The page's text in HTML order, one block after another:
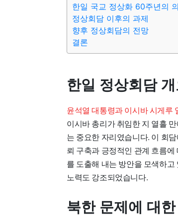
한일 국교 정상화 60주년의
정상회담 이후의 과제
향후 정상회담의 전망
결론
한일 정상회담
윤석열 대통령과 이시바 시게루
이시바 총리가 취임한 지 열흘
는 중요한 자리였습니다. 이 회
뢰 구축과 긍정적인 관계 흐름
를 도출해 내는 방안을 모색하
노력도 강조되었습니다.
북한 문제에 대